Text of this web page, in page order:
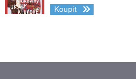
Koupit